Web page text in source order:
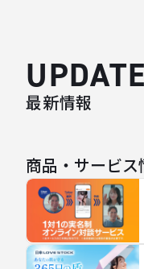
最新情報
商品・サービス